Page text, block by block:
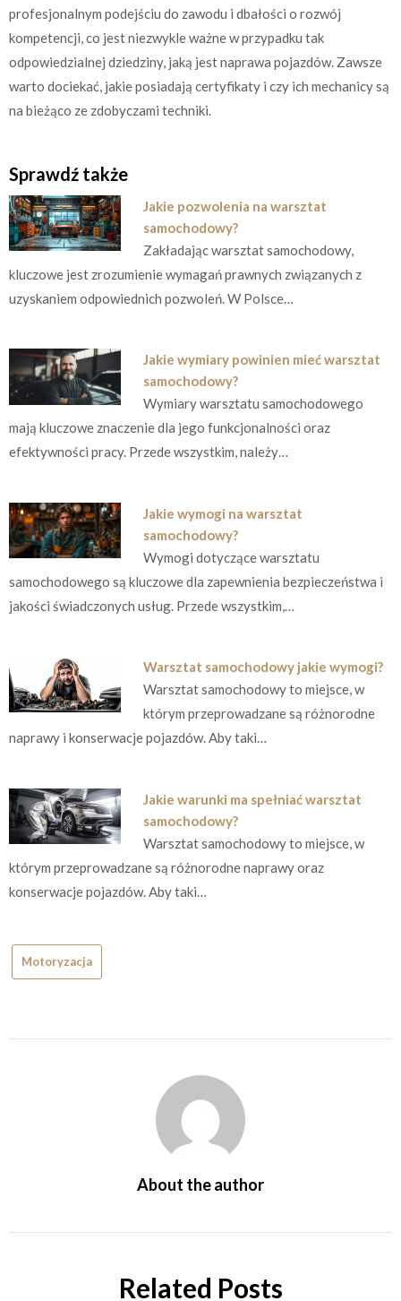
profesjonalnym podejściu do zawodu i dbałości o rozwój
kompetencji, co jest niezwykle ważne w przypadku tak
odpowiedzialnej dziedziny, jaką jest naprawa pojazdów. Zawsze
warto dociekać, jakie posiadają certyfikaty i czy ich mechanicy są
na bieżąco ze zdobyczami techniki.
Sprawdź także
Jakie pozwolenia na warsztat
samochodowy?
Zakładając warsztat samochodowy,
kluczowe jest zrozumienie wymagań prawnych związanych z
uzyskaniem odpowiednich pozwoleń. W Polsce…
Jakie wymiary powinien mieć warsztat
samochodowy?
Wymiary warsztatu samochodowego
mają kluczowe znaczenie dla jego funkcjonalności oraz
efektywności pracy. Przede wszystkim, należy…
Jakie wymogi na warsztat
samochodowy?
Wymogi dotyczące warsztatu
samochodowego są kluczowe dla zapewnienia bezpieczeństwa i
jakości świadczonych usług. Przede wszystkim,…
Warsztat samochodowy jakie wymogi?
Warsztat samochodowy to miejsce, w
którym przeprowadzane są różnorodne
naprawy i konserwacje pojazdów. Aby taki…
Jakie warunki ma spełniać warsztat
samochodowy?
Warsztat samochodowy to miejsce, w
którym przeprowadzane są różnorodne naprawy oraz
konserwacje pojazdów. Aby taki…
Motoryzacja
About the author
Related Posts